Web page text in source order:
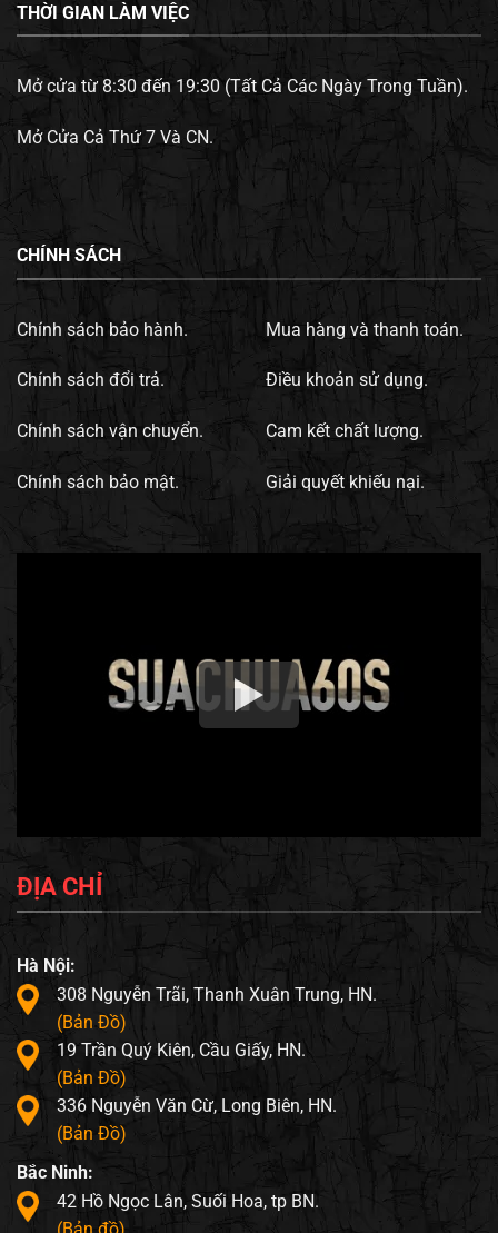
THỜI GIAN LÀM VIỆC
Mở cửa từ 8:30 đến 19:30 (Tất Cả Các Ngày Trong Tuần).
Mở Cửa Cả Thứ 7 Và CN.
CHÍNH SÁCH
Chính sách bảo hành.
Chính sách đổi trả.
Chính sách vận chuyển.
Chính sách bảo mật.
Mua hàng và thanh toán.
Điều khoản sử dụng.
Cam kết chất lượng.
Giải quyết khiếu nại.
ĐỊA CHỈ
Hà Nội:
308 Nguyễn Trãi, Thanh Xuân Trung, HN.
(Bản Đồ)
19 Trần Quý Kiên, Cầu Giấy, HN.
(Bản Đồ)
336 Nguyễn Văn Cừ, Long Biên, HN.
(Bản Đồ)
Bắc Ninh:
42 Hồ Ngọc Lân, Suối Hoa, tp BN.